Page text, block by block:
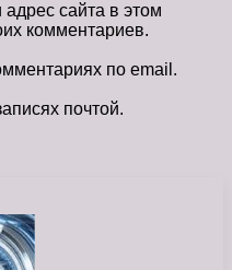
сайта в этом
комментариев.
по email.
почтой.